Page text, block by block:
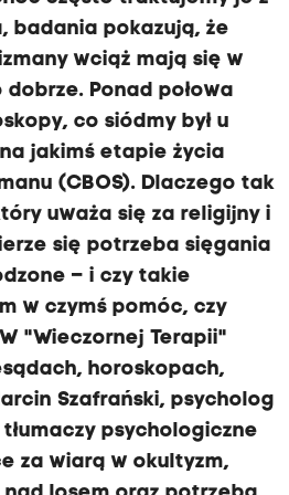
badania pokazują, że
wciąż mają się w
Ponad połowa
co siódmy był u
jakimś etapie życia
(CBOS). Dlaczego tak
uważa się za religijny i
się potrzeba sięgania
– i czy takie
w czymś pomóc, czy
"Wieczornej Terapii"
horoskopach,
Szafrański, psycholog
psychologiczne
za wiarą w okultyzm,